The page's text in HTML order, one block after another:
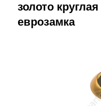
золото
еврозамка